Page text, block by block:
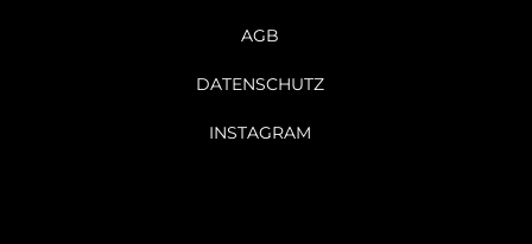
AGB
DATENSCHUTZ
INSTAGRAM